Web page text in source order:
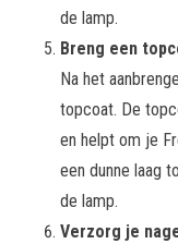
de lamp.
Breng een
Na het
topcoat. De
en helpt om je
een dunne laag
de lamp.
Verzorg je